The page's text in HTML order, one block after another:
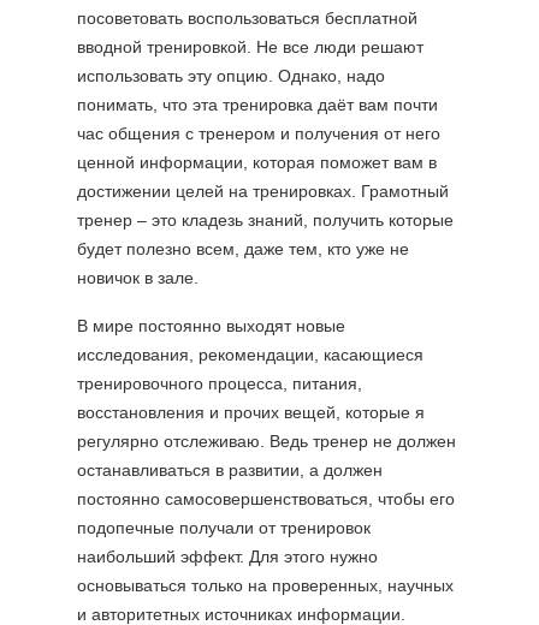
посоветовать воспользоваться бесплатной
вводной тренировкой. Не все люди решают
использовать эту опцию. Однако, надо
понимать, что эта тренировка даёт вам почти
час общения с тренером и получения от него
ценной информации, которая поможет вам в
достижении целей на тренировках. Грамотный
тренер – это кладезь знаний, получить которые
будет полезно всем, даже тем, кто уже не
новичок в зале.
В мире постоянно выходят новые
исследования, рекомендации, касающиеся
тренировочного процесса, питания,
восстановления и прочих вещей, которые я
регулярно отслеживаю. Ведь тренер не должен
останавливаться в развитии, а должен
постоянно самосовершенствоваться, чтобы его
подопечные получали от тренировок
наибольший эффект. Для этого нужно
основываться только на проверенных, научных
и авторитетных источниках информации.